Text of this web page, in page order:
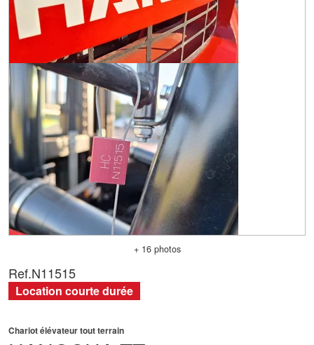
+ 16 photos
Chariot élévateur tout terrain
Ref.N11515
Location courte durée